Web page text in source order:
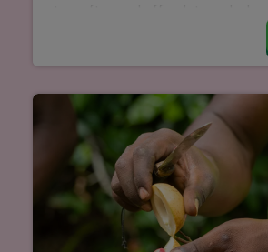
byggdes fängelset på ön, vilket
Prison Island, som har hängt
Ön användes dock senare som
för alla östafrikanska länder efter
kolera längs Afrikas östkust, där
i olika delar innan de skickades
behandling.
Idag är öns huvudattraktion